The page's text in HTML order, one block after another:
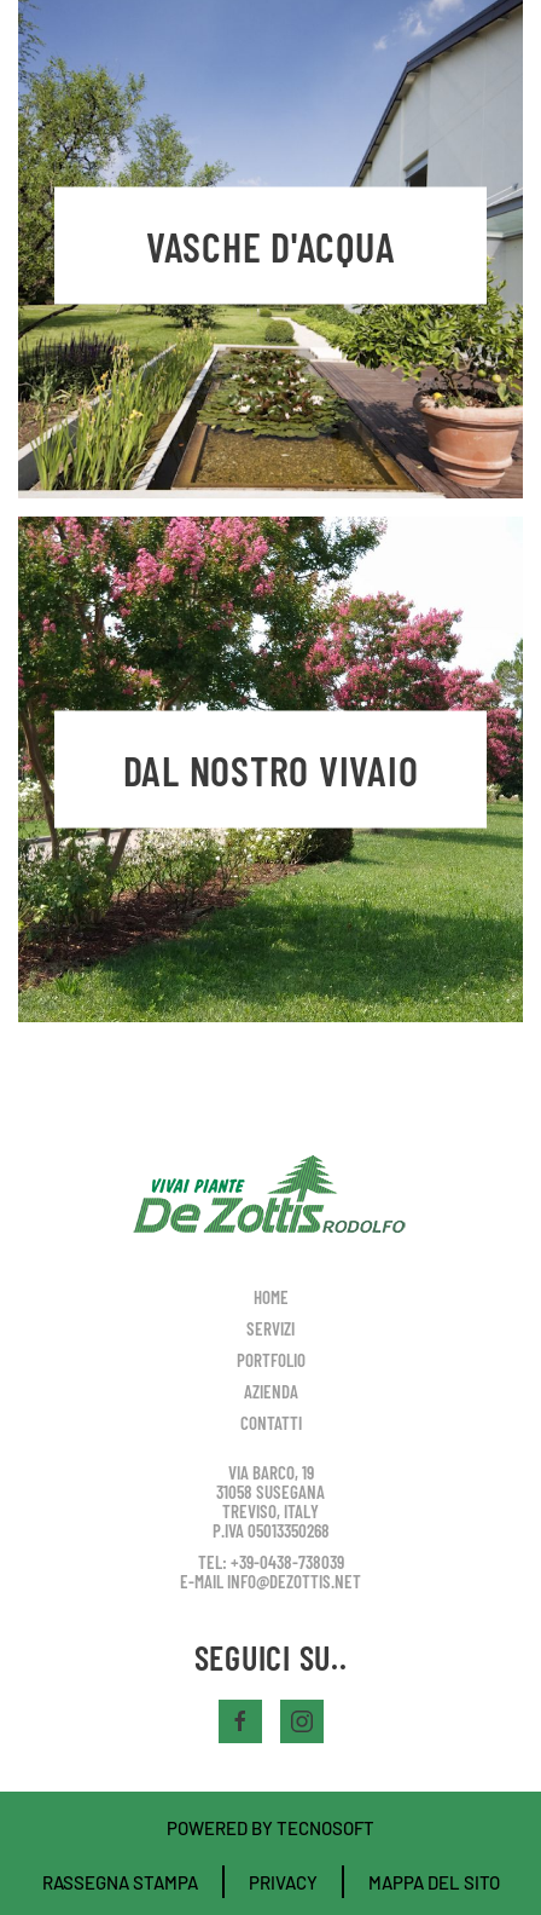
VASCHE D'ACQUA
DAL NOSTRO VIVAIO
HOME
SERVIZI
PORTFOLIO
AZIENDA
CONTATTI
VIA BARCO, 19
31058 SUSEGANA
TREVISO, ITALY
P.IVA 05013350268
TEL: +39-0438-738039
E-MAIL INFO@DEZOTTIS.NET
SEGUICI SU..
POWERED BY TECNOSOFT
RASSEGNA STAMPA PRIVACY MAPPA DEL SITO